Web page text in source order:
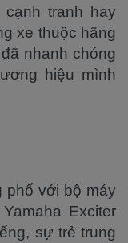
cạnh tranh hay
xe thuộc hãng
nhanh chóng
hiệu mình
phố với bộ máy
Exciter
sự trẻ trung